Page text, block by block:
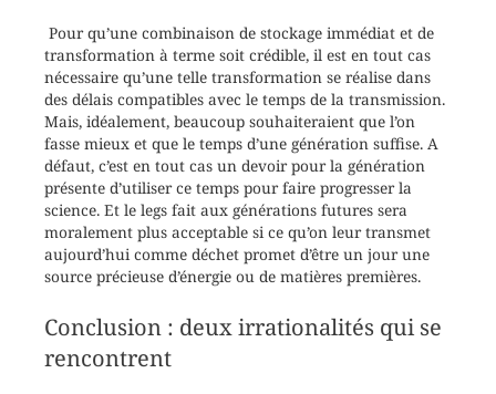
Pour qu’une combinaison de stockage immédiat et de
transformation à terme soit crédible, il est en tout cas
nécessaire qu’une telle transformation se réalise dans
des délais compatibles avec le temps de la transmission.
Mais, idéalement, beaucoup souhaiteraient que l’on
fasse mieux et que le temps d’une génération suffise. A
défaut, c’est en tout cas un devoir pour la génération
présente d’utiliser ce temps pour faire progresser la
science. Et le legs fait aux générations futures sera
moralement plus acceptable si ce qu’on leur transmet
aujourd’hui comme déchet promet d’être un jour une
source précieuse d’énergie ou de matières premières.
Conclusion : deux irrationalités qui se
rencontrent